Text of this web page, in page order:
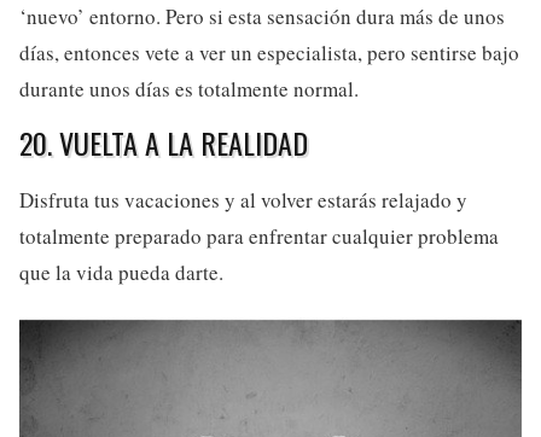
‘nuevo’ entorno. Pero si esta sensación dura más de unos
días, entonces vete a ver un especialista, pero sentirse bajo
durante unos días es totalmente normal.
20. VUELTA A LA REALIDAD
Disfruta tus vacaciones y al volver estarás relajado y
totalmente preparado para enfrentar cualquier problema
que la vida pueda darte.